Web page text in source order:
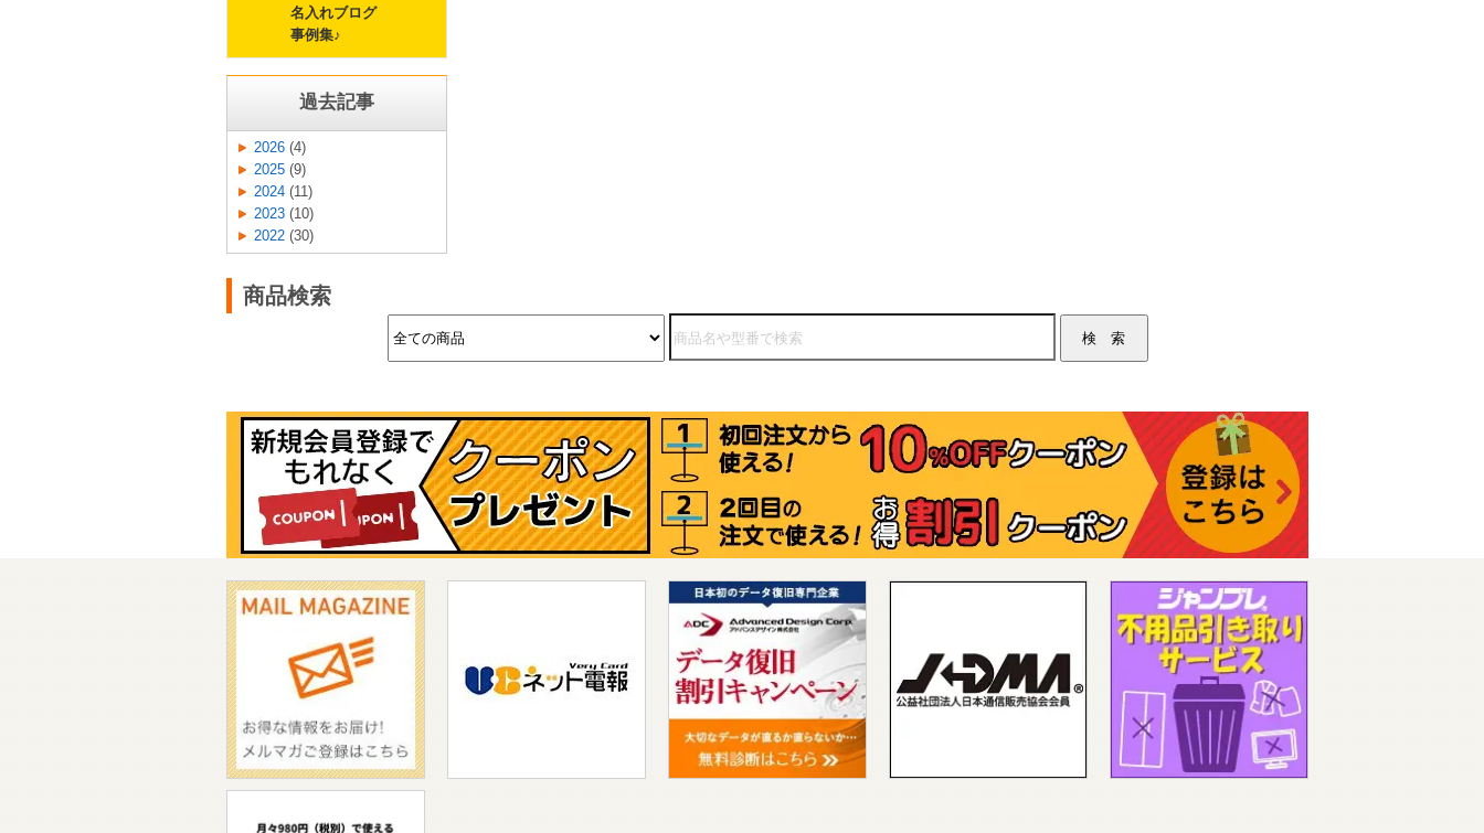
名入れブログ
事例集♪
過去記事
2026 (4)
2025 (9)
2024 (11)
2023 (10)
2022 (30)
商品検索